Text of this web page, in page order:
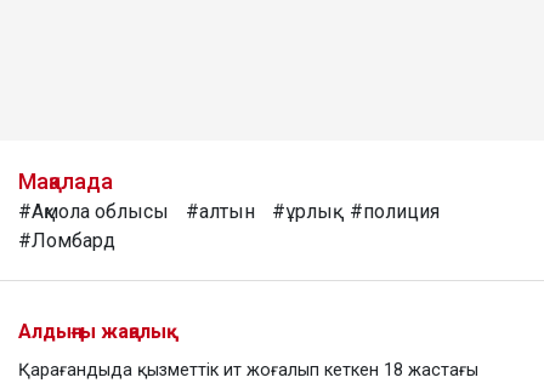
Мақалада
#Ақмола облысы #алтын #ұрлық
#полиция
#Ломбард
Алдыңғы жаңалық
Қарағандыда қызметтік ит жоғалып кеткен 18 жастағы